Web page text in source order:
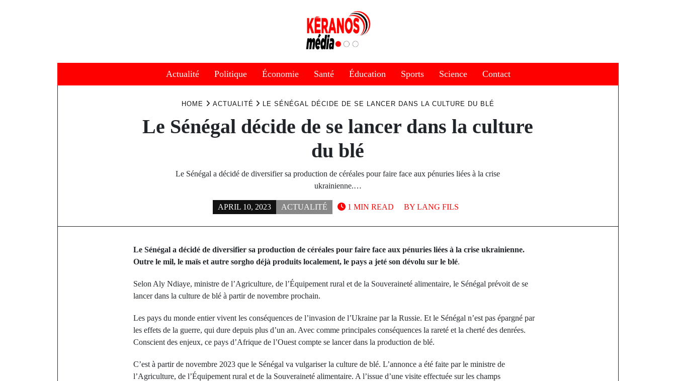
Actualité Politique Économie Santé Éducation Sports Science Contact
HOME ACTUALITÉ LE SÉNÉGAL DÉCIDE DE SE LANCER DANS LA CULTURE DU BLÉ
Le Sénégal décide de se lancer dans la culture
du blé
Le Sénégal a décidé de diversifier sa production de céréales pour faire face aux pénuries liées à la crise
ukrainienne.…
APRIL 10, 2023 ACTUALITÉ BY LANG FILS
1 MIN READ
Le Sénégal a décidé de diversifier sa production de céréales pour faire face aux pénuries liées à la crise ukrainienne.
Outre le mil, le maïs et autre sorgho déjà produits localement, le pays a jeté son dévolu sur le blé.
Selon Aly Ndiaye, ministre de l’Agriculture, de l’Équipement rural et de la Souveraineté alimentaire, le Sénégal prévoit de se
lancer dans la culture de blé à partir de novembre prochain.
Les pays du monde entier vivent les conséquences de l’invasion de l’Ukraine par la Russie. Et le Sénégal n’est pas épargné par
les effets de la guerre, qui dure depuis plus d’un an. Avec comme principales conséquences la rareté et la cherté des denrées.
Conscient des enjeux, ce pays d’Afrique de l’Ouest compte se lancer dans la production de blé.
C’est à partir de novembre 2023 que le Sénégal va vulgariser la culture de blé. L’annonce a été faite par le ministre de
l’Agriculture, de l’Équipement rural et de la Souveraineté alimentaire. A l’issue d’une visite effectuée sur les champs